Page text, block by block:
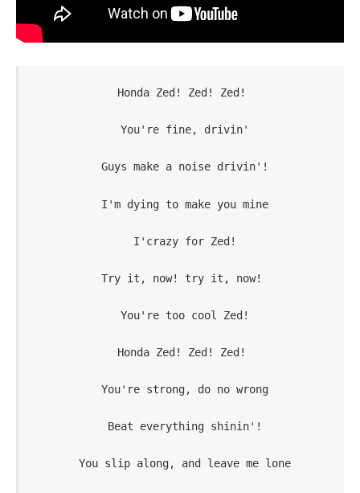
Honda Zed! Zed! Zed!
You're fine, drivin'
Guys make a noise drivin'!
I'm dying to make you mine
I'crazy for Zed!
Try it, now! try it, now!
You're too cool Zed!
Honda Zed! Zed! Zed!
You're strong, do no wrong
Beat everything shinin'!
You slip along, and leave me lone